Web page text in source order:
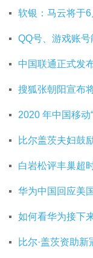
软银：马云将于
QQ号、游戏账
搜狐张朝阳宣布
比尔·盖茨资助